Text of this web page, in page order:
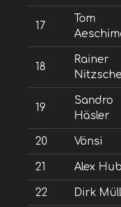
17
Tom
18
Rainer
Nitzsche
19
Sandro
Häsler
20 Vönsi
21 Alex
22 Dirk